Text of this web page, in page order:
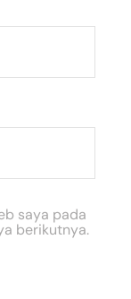
saya pada
berikutnya.